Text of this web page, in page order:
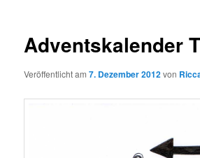
Adventskalender
Veröffentlicht am7. Dezember 2012von